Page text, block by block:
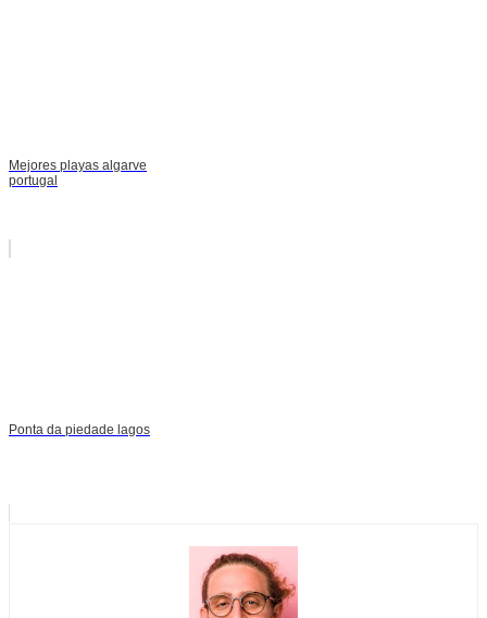
Mejores playas algarve
portugal
Ponta da piedade lagos